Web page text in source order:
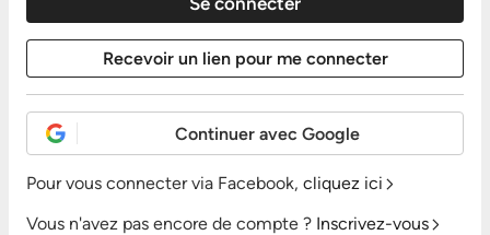
Continuer avec Google
Pour vous connecter via Facebook, cliquez ici
Vous n'avez pas encore de compte ? Inscrivez-vous